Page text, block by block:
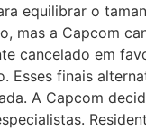
equilibrar o
mas a Capcom
cancelado em
finais
A Capcom